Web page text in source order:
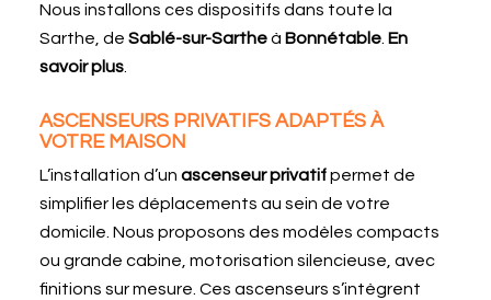
Nous installons ces dispositifs dans toute la
Sarthe, de Sablé-sur-Sartheà Bonnétable. En
savoir plus.
ASCENSEURS PRIVATIFS ADAPTÉS À
VOTRE MAISON
L’installation d’un ascenseur privatifpermet de
simplifier les déplacements au sein de votre
domicile. Nous proposons des modèles compacts
ou grande cabine, motorisation silencieuse, avec
finitions sur mesure. Ces ascenseurs s’intègrent